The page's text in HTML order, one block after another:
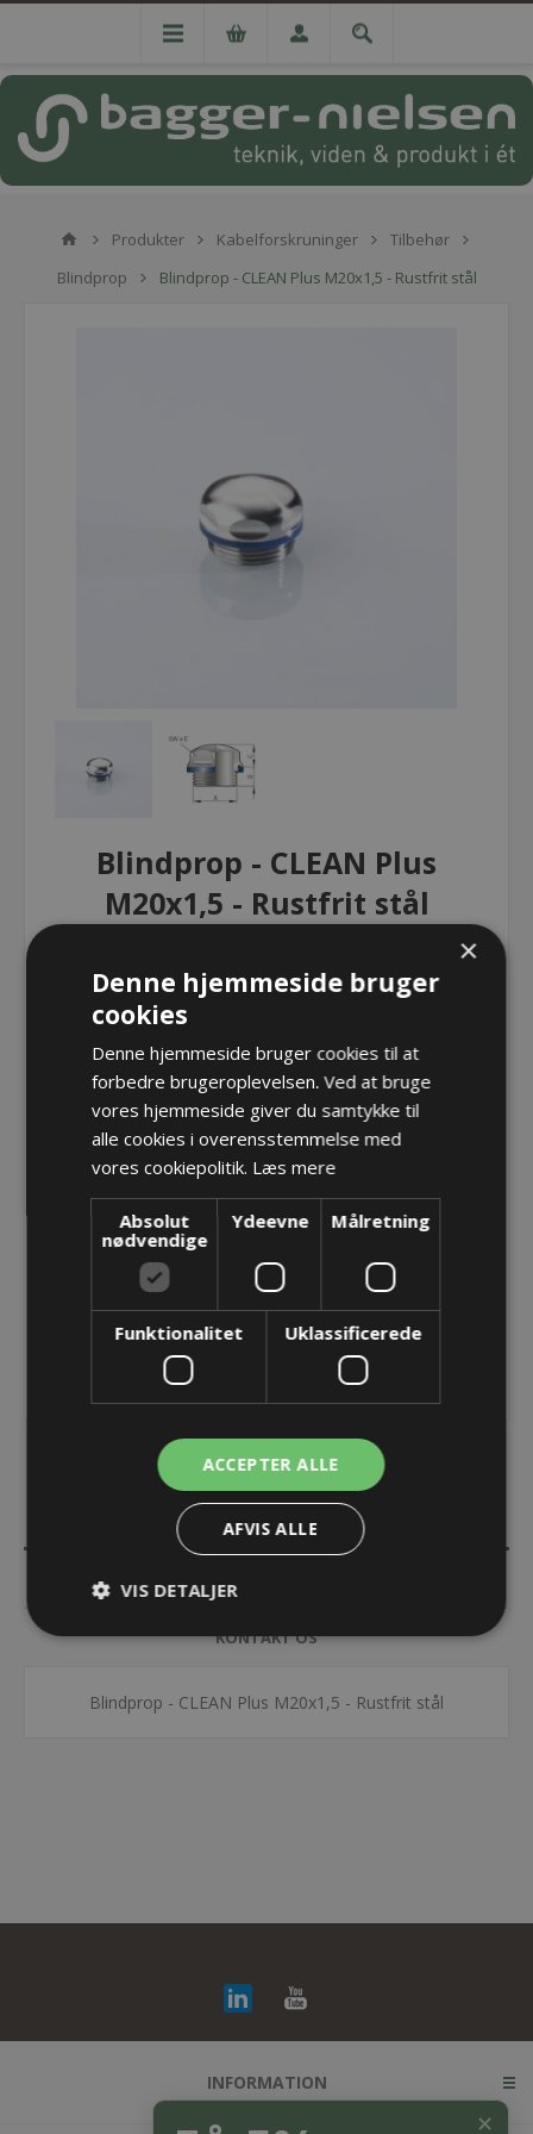
Produkter Kabelforskruninger
Tilbehør
Blindprop
Blindprop - CLEAN Plus M20x1,5 - Rustfrit stål
Blindprop - CLEAN Plus
M20x1,5 - Rustfrit stål
Blindprop - CLEAN Plus M20x1,5 -
Rustfrit stål
Blindprop - CLEAN Plus M20x1,5 - Rustfrit stål
Varenr.: PF BSM 20VA CP
Producent: Pflitsch GmbH & Co. KG
Opret konto for at se priser
BESKRIVELSE
KONTAKT OS
Blindprop - CLEAN Plus M20x1,5 - Rustfrit stål
INFORMATION
✕
×
Denne hjemmeside bruger
cookies
Denne hjemmeside bruger cookies til at
forbedre brugeroplevelsen. Ved at bruge
vores hjemmeside giver du samtykke til
alle cookies i overensstemmelse med
vores cookiepolitik. Læs mere
Absolut
nødvendige
Ydeevne Målretning
Funktionalitet Uklassificerede
ACCEPTER ALLE
AFVIS ALLE
VIS DETALJER